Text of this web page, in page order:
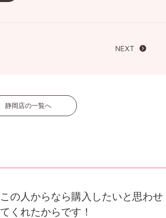
NEXT
静岡店の一覧へ
この人からなら購入したいと思わせ
てくれたからです！